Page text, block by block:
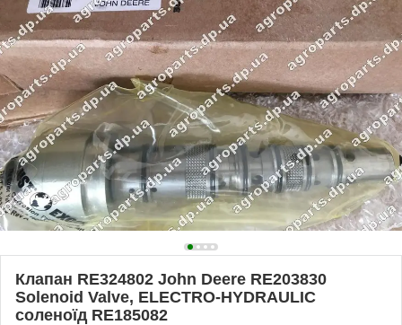
Клапан RE324802 John Deere RE203830
Solenoid Valve, ELECTRO-HYDRAULIC
соленоїд RE185082